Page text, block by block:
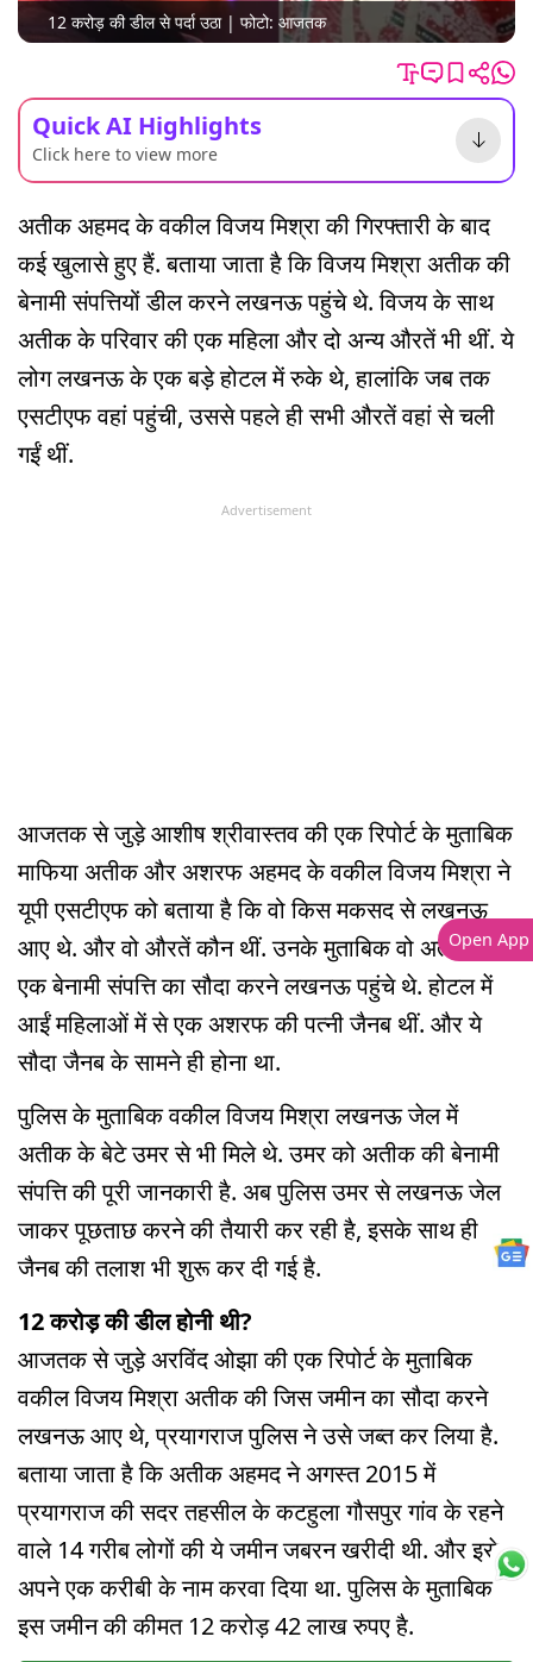
12 करोड़ की डील से पर्दा उठा | फोटो: आजतक
Quick AI Highlights
Click here to view more
अतीक अहमद के वकील विजय मिश्रा की गिरफ्तारी के बाद
कई खुलासे हुए हैं. बताया जाता है कि विजय मिश्रा अतीक की
बेनामी संपत्तियों डील करने लखनऊ पहुंचे थे. विजय के साथ
अतीक के परिवार की एक महिला और दो अन्य औरतें भी थीं. ये
लोग लखनऊ के एक बड़े होटल में रुके थे, हालांकि जब तक
एसटीएफ वहां पहुंची, उससे पहले ही सभी औरतें वहां से चली
गईं थीं.
Advertisement
आजतक से जुड़े आशीष श्रीवास्तव की एक रिपोर्ट के मुताबिक
माफिया अतीक और अशरफ अहमद के वकील विजय मिश्रा ने
यूपी एसटीएफ को बताया है कि वो किस मकसद से लखनऊ
आए थे. और वो औरतें कौन थीं. उनके मुताबिक वो अतीक की
एक बेनामी संपत्ति का सौदा करने लखनऊ पहुंचे थे. होटल में
आईं महिलाओं में से एक अशरफ की पत्नी जैनब थीं. और ये
सौदा जैनब के सामने ही होना था.
पुलिस के मुताबिक वकील विजय मिश्रा लखनऊ जेल में
अतीक के बेटे उमर से भी मिले थे. उमर को अतीक की बेनामी
संपत्ति की पूरी जानकारी है. अब पुलिस उमर से लखनऊ जेल
जाकर पूछताछ करने की तैयारी कर रही है, इसके साथ ही
जैनब की तलाश भी शुरू कर दी गई है.
12 करोड़ की डील होनी थी?
आजतक से जुड़े अरविंद ओझा की एक रिपोर्ट के मुताबिक
वकील विजय मिश्रा अतीक की जिस जमीन का सौदा करने
लखनऊ आए थे, प्रयागराज पुलिस ने उसे जब्त कर लिया है.
बताया जाता है कि अतीक अहमद ने अगस्त 2015 में
प्रयागराज की सदर तहसील के कटहुला गौसपुर गांव के रहने
वाले 14 गरीब लोगों की ये जमीन जबरन खरीदी थी. और इसे
अपने एक करीबी के नाम करवा दिया था. पुलिस के मुताबिक
इस जमीन की कीमत 12 करोड़ 42 लाख रुपए है.
Open App